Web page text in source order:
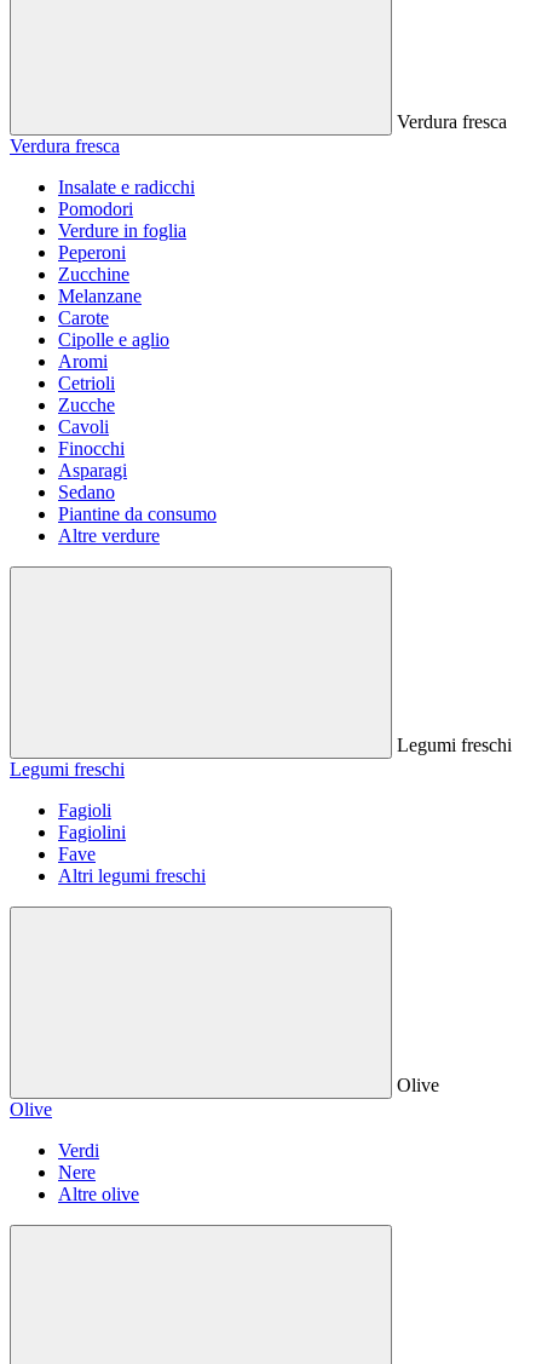
Verdura fresca
Verdura fresca
Insalate e radicchi
Pomodori
Verdure in foglia
Peperoni
Zucchine
Melanzane
Carote
Cipolle e aglio
Aromi
Cetrioli
Zucche
Cavoli
Finocchi
Asparagi
Sedano
Piantine da consumo
Altre verdure
Legumi freschi
Legumi freschi
Fagioli
Fagiolini
Fave
Altri legumi freschi
Olive
Olive
Verdi
Nere
Altre olive